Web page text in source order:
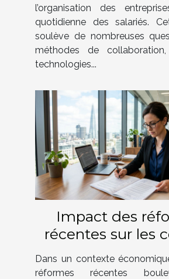
l’organisation des
quotidienne des salariés.
soulève de nombreuses
méthodes de collaboration,
technologies...
Impact des
récentes sur les
de travail ?
Dans un contexte
réformes récentes